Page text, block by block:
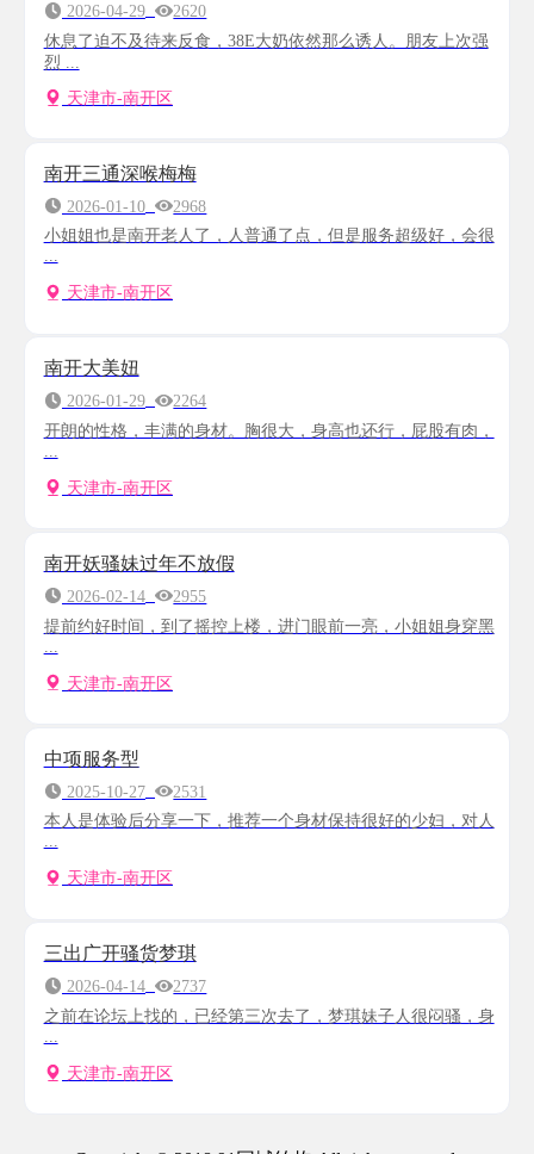
2026-04-29
2620
休息了迫不及待来反食，38E大奶依然那么诱人。朋友上次强
烈 ...
天津市-南开区
南开三通深喉梅梅
2026-01-10
2968
小姐姐也是南开老人了，人普通了点，但是服务超级好，会很
...
天津市-南开区
南开大美妞
2026-01-29
2264
开朗的性格，丰满的身材。胸很大，身高也还行，屁股有肉，
...
天津市-南开区
南开妖骚妹过年不放假
2026-02-14
2955
提前约好时间，到了摇控上楼，进门眼前一亮，小姐姐身穿黑
天津市-南开区
中项服务型
2025-10-27
2531
本人是体验后分享一下，推荐一个身材保持很好的少妇，对人
...
天津市-南开区
三出广开骚货梦琪
2026-04-14
2737
之前在论坛上找的，已经第三次去了，梦琪妹子人很闷骚，身
天津市-南开区